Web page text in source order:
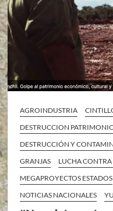
AGROINDUSTRIA
DESTRUCCION
DESTRUCCIÓN Y
GRANJAS
LUCHA CONTRA
MEGAPROYECTOS ESTADOS
NOTICIAS NACIONALES